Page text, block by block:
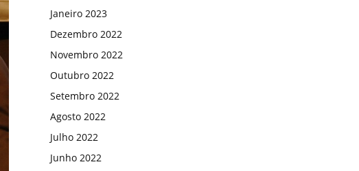
Janeiro 2023
Dezembro 2022
Novembro 2022
Outubro 2022
Setembro 2022
Agosto 2022
Julho 2022
Junho 2022